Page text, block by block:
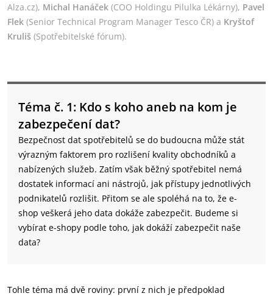
Alza.cz), Michal Hanáček (COO Holdingu Pilulka Lékárny), Pavel
Flek (Senior Technical Program Manager Tesco ČR) a Kryštof
Kruliš (Spotřebitelské fórum).
Téma č. 1: Kdo s koho aneb na kom je
zabezpečení dat?
Bezpečnost dat spotřebitelů se do budoucna může stát
výrazným faktorem pro rozlišení kvality obchodníků a
nabízených služeb. Zatím však běžný spotřebitel nemá
dostatek informací ani nástrojů, jak přístupy jednotlivých
podnikatelů rozlišit. Přitom se ale spoléhá na to, že e-
shop veškerá jeho data dokáže zabezpečit. Budeme si
vybírat e-shopy podle toho, jak dokáží zabezpečit naše
data?
Tohle téma má dvě roviny: první z nich je předpoklad